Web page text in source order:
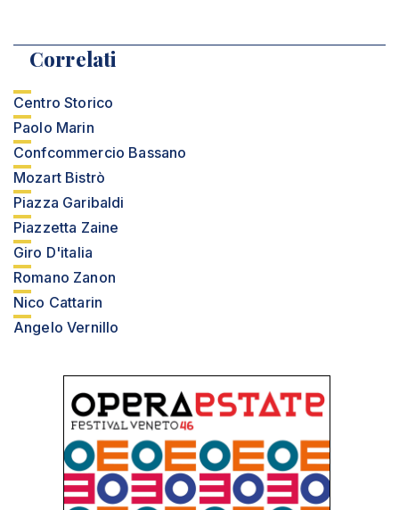
Correlati
Centro Storico
Paolo Marin
Confcommercio Bassano
Mozart Bistrò
Piazza Garibaldi
Piazzetta Zaine
Giro D'italia
Romano Zanon
Nico Cattarin
Angelo Vernillo